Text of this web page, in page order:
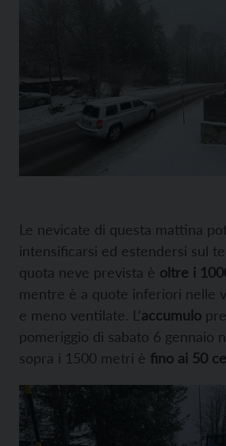
Le nevicate di questa mattina
intensificarsi ed estendersi sul
quota neve prevista è oltre i
mentre è a quote inferiori nelle
e meno ventilate. L’accumulo
pomeriggio di sabato 6 gennaio
sopra i 1500 metri è fino ai 50